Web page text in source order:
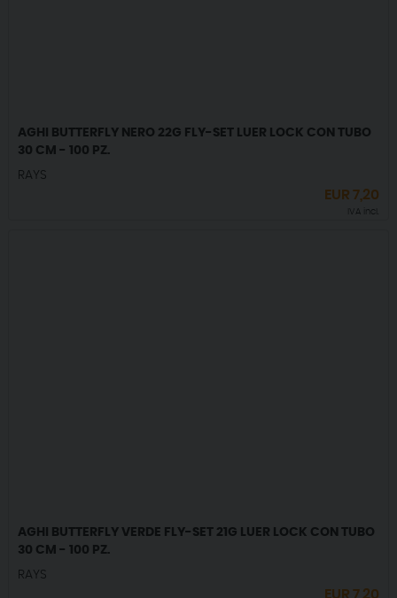
AGHI BUTTERFLY NERO 22G FLY-SET LUER LOCK CON TUBO
30 CM - 100 PZ.
RAYS
EUR7,20
IVA incl.
AGHI BUTTERFLY VERDE FLY-SET 21G LUER LOCK CON TUBO
30 CM - 100 PZ.
RAYS
EUR7,20